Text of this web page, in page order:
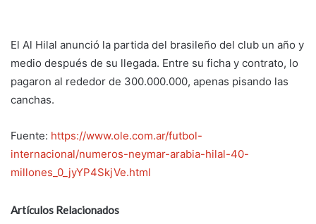
El Al Hilal anunció la partida del brasileño del club un año y
medio después de su llegada. Entre su ficha y contrato, lo
pagaron al rededor de 300.000.000, apenas pisando las
canchas.
Fuente: https://www.ole.com.ar/futbol-
internacional/numeros-neymar-arabia-hilal-40-
millones_0_jyYP4SkjVe.html
Artículos Relacionados